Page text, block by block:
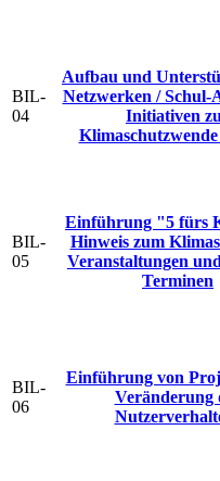
BIL-
04
Aufbau und
Netzwerken / Schul-
Initiativen
BIL-
05
Einführung "5 fürs
Hinweis zum
Veranstaltungen
Terminen
BIL-
06
Einführung von
Veränderung